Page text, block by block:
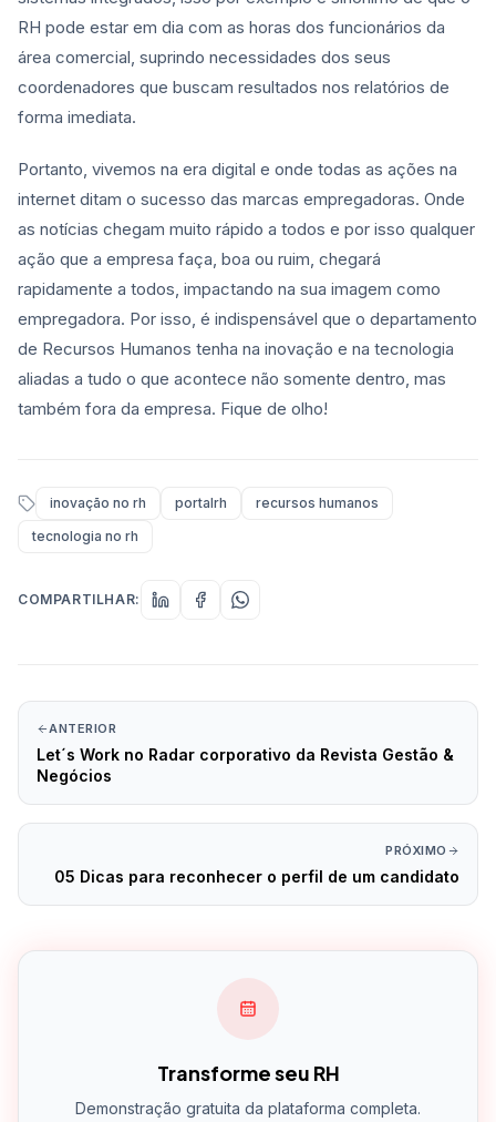
RH pode estar em dia com as horas dos funcionários da
área comercial, suprindo necessidades dos seus
coordenadores que buscam resultados nos relatórios de
forma imediata.
Portanto, vivemos na era digital e onde todas as ações na
internet ditam o sucesso das marcas empregadoras. Onde
as notícias chegam muito rápido a todos e por isso qualquer
ação que a empresa faça, boa ou ruim, chegará
rapidamente a todos, impactando na sua imagem como
empregadora. Por isso, é indispensável que o departamento
de Recursos Humanos tenha na inovação e na tecnologia
aliadas a tudo o que acontece não somente dentro, mas
também fora da empresa. Fique de olho!
inovação no rh portalrh
recursos humanos
tecnologia no rh
COMPARTILHAR:
ANTERIOR
Let´s Work no Radar corporativo da Revista Gestão &
Negócios
PRÓXIMO
05 Dicas para reconhecer o perfil de um candidato
Transforme seu RH
Demonstração gratuita da plataforma completa.